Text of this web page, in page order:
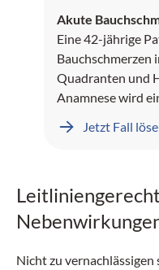
Akute
Eine 42-jährige
Bauchschmerzen
Quadranten und
Anamnese wird
Jetzt Fall
Nicht zu